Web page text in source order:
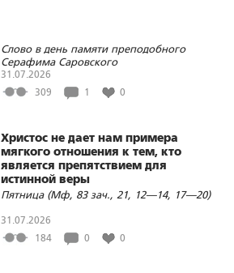
Слово в день памяти преподобного
Серафима Саровского
31.07.2026
309
1 0
Христос не дает нам примера
мягкого отношения к тем, кто
является препятствием для
истинной веры
Пятница (Мф, 83 зач., 21, 12—14, 17—20)
31.07.2026
184
0 0